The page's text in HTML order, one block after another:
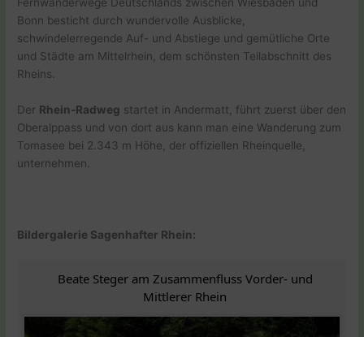
Bonn besticht durch wundervolle Ausblicke,
schwindelerregende Auf- und Abstiege und gemütliche Orte
und Städte am Mittelrhein, dem schönsten Teilabschnitt des
Rheins.
Der Rhein-Radweg startet in Andermatt, führt zuerst über den
Oberalppass und von dort aus kann man eine Wanderung zum
Tomasee bei 2.343 m Höhe, der offiziellen Rheinquelle,
unternehmen.
Bildergalerie Sagenhafter Rhein:
Beate Steger am Zusammenfluss Vorder- und
Mittlerer Rhein